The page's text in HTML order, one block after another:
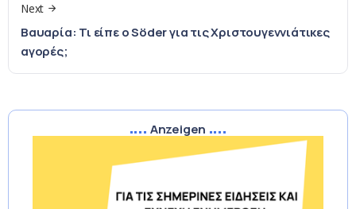
Next
Βαυαρία: Τι είπε ο Söder για τις Χριστουγεννιάτικες
αγορές;
Anzeigen